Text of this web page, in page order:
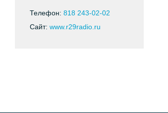
Телефон: 818 243-02-02
Сайт: www.r29radio.ru